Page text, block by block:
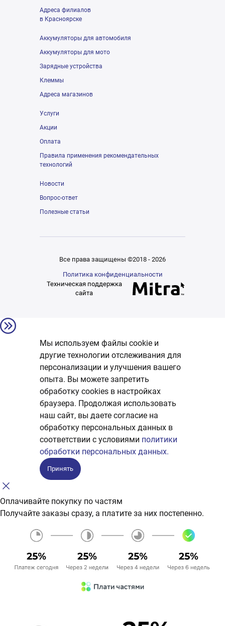
Адреса филиалов
в Красноярске
Аккумуляторы для автомобиля
Аккумуляторы для мото
Зарядные устройства
Клеммы
Адреса магазинов
Услуги
Акции
Оплата
Правила применения рекомендательных
технологий
Новости
Вопрос-ответ
Полезные статьи
Все права защищены ©2018 - 2026
Политика конфиденциальности
Техническая поддержка
сайта
Мы используем файлы cookie и
другие технологии отслеживания для
персонализации и улучшения вашего
опыта. Вы можете запретить
обработку сookies в настройках
браузера. Продолжая использовать
наш сайт, вы даете согласие на
обработку персональных данных в
соответствии с условиями политики
обработки персональных данных.
Принять
Оплачивайте покупку по частям
Получайте заказы сразу, а платите за них постепенно.